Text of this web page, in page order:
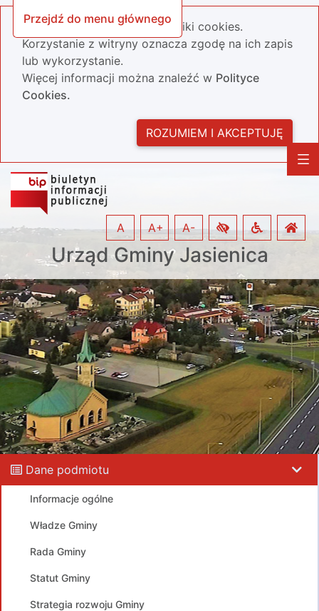
Przejdź do menu głównego
Nasza strona wykorzystuje pliki cookies.
Korzystanie z witryny oznacza zgodę na ich zapis
lub wykorzystanie.
Więcej informacji można znaleźć w Polityce
Cookies.
ROZUMIEM I AKCEPTUJĘ
Urząd Gminy Jasienica
A A+ A-
Dane podmiotu
Informacje ogólne
Władze Gminy
Rada Gminy
Statut Gminy
Strategia rozwoju Gminy